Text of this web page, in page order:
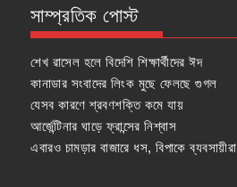
সাম্প্রতিক পোস্ট
শেখ রাসেল হলে বিদেশি শিক্ষার্থীদের ঈদ
কানাডার সংবাদের লিংক মুছে ফেলছে গুগল
যেসব কারণে শ্রবণশক্তি কমে যায়
আর্জেন্টিনার ঘাড়ে ফ্রান্সের নিশ্বাস
এবারও চামড়ার বাজারে ধস, বিপাকে ব্যবসায়ীরা